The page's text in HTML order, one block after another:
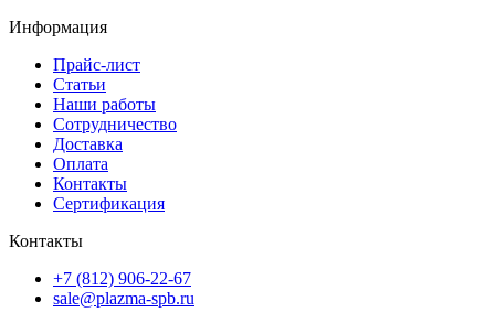
Информация
Прайс-лист
Статьи
Наши работы
Сотрудничество
Доставка
Оплата
Контакты
Сертификация
Контакты
+7 (812) 906-22-67
sale@plazma-spb.ru